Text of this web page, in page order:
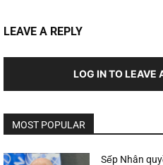
LEAVE A REPLY
LOG IN TO LEAVE
MOST POPULAR
Sếp Nhân